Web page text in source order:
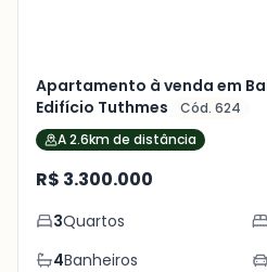
Apartamento à venda em
Edifício Tuthmes
Cód. 624
A 2.6km de distância
R$ 3.300.000
3Quartos
4Banheiros